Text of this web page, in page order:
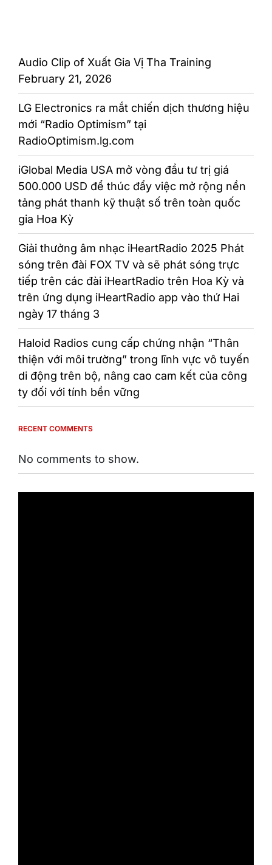
Audio Clip of Xuất Gia Vị Tha Training
February 21, 2026
LG Electronics ra mắt chiến dịch thương hiệu
mới “Radio Optimism” tại
RadioOptimism.lg.com
iGlobal Media USA mở vòng đầu tư trị giá
500.000 USD để thúc đẩy việc mở rộng nền
tảng phát thanh kỹ thuật số trên toàn quốc
gia Hoa Kỳ
Giải thưởng âm nhạc iHeartRadio 2025 Phát
sóng trên đài FOX TV và sẽ phát sóng trực
tiếp trên các đài iHeartRadio trên Hoa Kỳ và
trên ứng dụng iHeartRadio app vào thứ Hai
ngày 17 tháng 3
Haloid Radios cung cấp chứng nhận “Thân
thiện với môi trường” trong lĩnh vực vô tuyến
di động trên bộ, nâng cao cam kết của công
ty đối với tính bền vững
RECENT COMMENTS
No comments to show.